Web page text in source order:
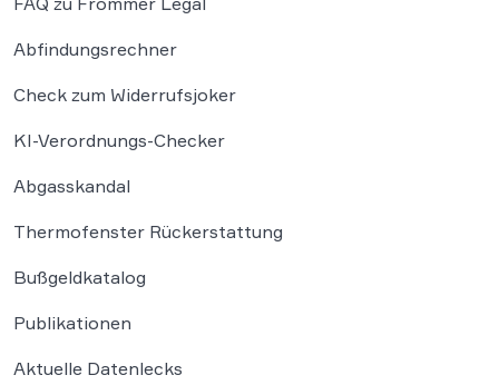
Abfindungsrechner
Check zum Widerrufsjoker
KI-Verordnungs-Checker
Abgasskandal
Thermofenster Rückerstattung
Bußgeldkatalog
Publikationen
Aktuelle Datenlecks